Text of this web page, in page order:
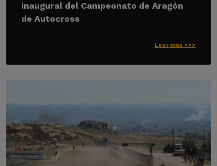
inaugural del Campeonato de Aragón
de Autocross
Leer más >>>